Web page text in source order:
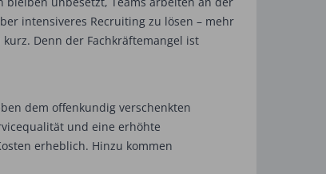
intensiveres Recruiting zu lösen – mehr
Denn der Fachkräftemangel ist
dem offenkundig verschenkten
und eine erhöhte
erheblich. Hinzu kommen